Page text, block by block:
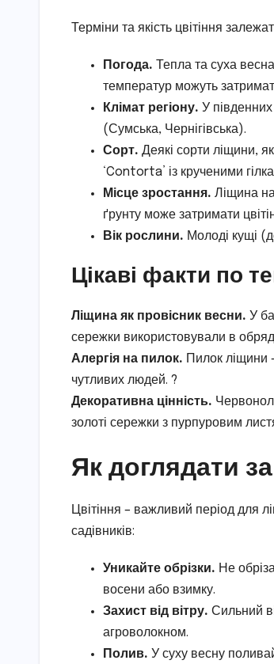
Терміни та якість цвітіння
Погода. Тепла та суха
температур можуть
Клімат регіону. У
(Сумська, Чернігівська).
Сорт. Деякі сорти ліщини,
‘Contorta’ із крученими
Місце зростання. Ліщина на
ґрунту може затримати
Вік рослини. Молоді кущі
Цікаві факти по
Ліщина як провісник весни. У
сережки використовували в
Алергія на пилок. Пилок ліщини
чутливих людей. ?
Декоративна цінність.
золоті сережки з пурпуровим
Як доглядати
Цвітіння – важливий період для
садівників:
Уникайте обрізки. Не
восени або взимку.
Захист від вітру. Сильний
агроволокном.
Полив. У суху весну